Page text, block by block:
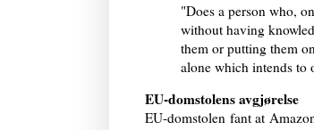
"Does a person who,
without having
them or putting them
alone which intends to
EU-domstolens avgjørelse
EU-domstolen fant at